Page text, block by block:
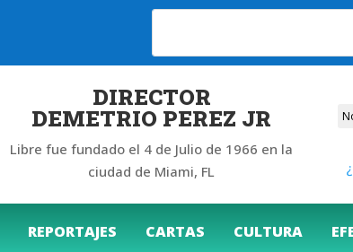
DIRECTOR
DEMETRIO PEREZ JR
Libre fue fundado el 4 de Julio de 1966 en la
ciudad de Miami, FL
REPORTAJES CARTAS CULTURA